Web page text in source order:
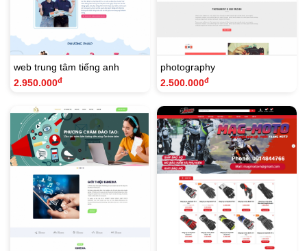
web trung tâm tiếng anh
2.950.000đ
photography
2.500.000đ